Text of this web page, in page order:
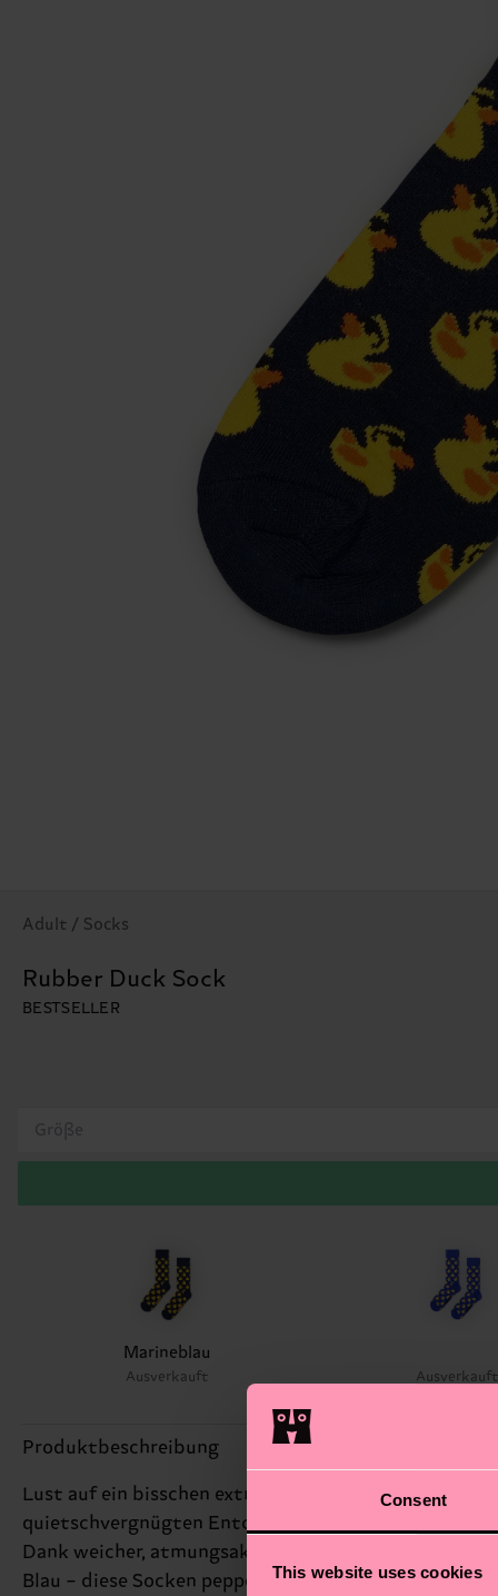
Consent
This website uses cookies
Adult / Socks
Rubber Duck Sock
BESTSELLER
Größe
Marineblau
Ausverkauft Ausverkauft
Produktbeschreibung
Lust auf ein bisschen extra Spaß im Alltag? Dann
quietschvergnügten Entchen im Cartoon-Stil
Dank weicher, atmungsaktiver Baumwolle und
Blau – diese Socken peppen jedes Outfit auf und